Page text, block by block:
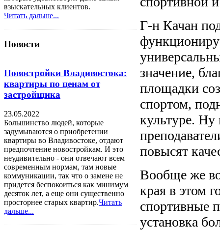
взыскательных клиентов.
Читать дальше...
Новости
Новостройки Владивостока:
квартиры по ценам от
застройщика
23.05.2022
Большинство людей, которые
задумываются о приобретении
квартиры во Владивостоке, отдают
предпочтение новостройкам. И это
неудивительно - они отвечают всем
современным нормам, там новые
коммуникации, так что о замене не
придется беспокоиться как минимум
десяток лет, а еще они существенно
просторнее старых квартир.Читать
дальше...
Г-н Качан
значение,
площадки
спортом,
культуре. Ну
повысят
Вообще же
края в этом
спортивные
установка